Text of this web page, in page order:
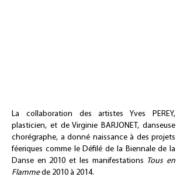
La collaboration des artistes Yves PEREY,
plasticien, et de Virginie BARJONET, danseuse
chorégraphe, a donné naissance à des projets
féeriques comme le Défilé de la Biennale de la
Danse en 2010 et les manifestations Tous en
Flammede 2010 à 2014.